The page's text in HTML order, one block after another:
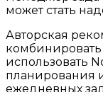
может стать
Авторская
использовать
планирования
ежедневных